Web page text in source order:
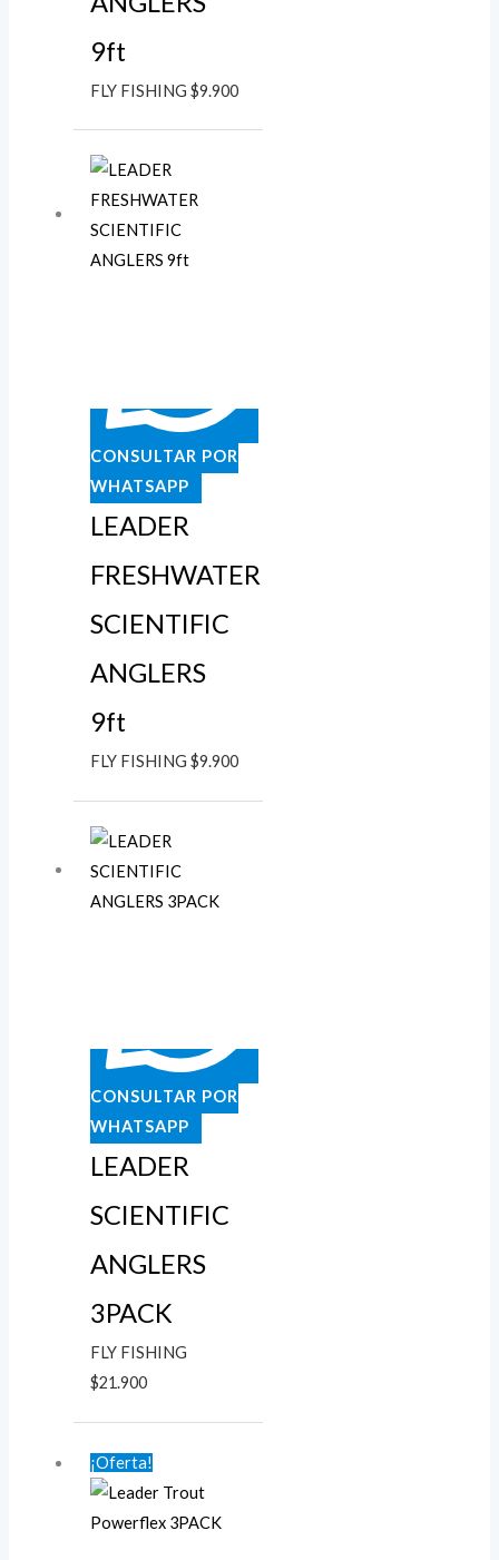
9ft
FLY FISHING $9.900
CONSULTAR POR
WHATSAPP
LEADER
FRESHWATER
SCIENTIFIC
ANGLERS
9ft
FLY FISHING $9.900
CONSULTAR POR
WHATSAPP
LEADER
SCIENTIFIC
ANGLERS
3PACK
FLY FISHING
$21.900
¡Oferta!precio
original
era:
es: